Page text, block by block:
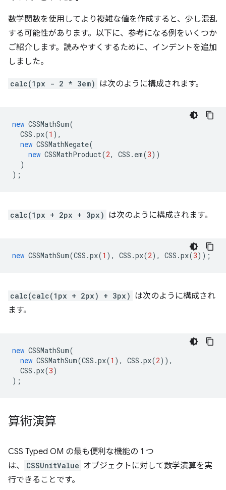
数学関数を使用してより複雑な値を作成すると、少し混乱
する可能性があります。以下に、参考になる例をいくつか
ご紹介します。読みやすくするために、インデントを追加
しました。
calc(1px - 2 * 3em) は次のように構成されます。
new CSSMathSum(
CSS .px(1 ),
new CSSMathNegate(
new CSSMathProduct(2, CSS . em(3))
)
);
calc(1px + 2px + 3px) は次のように構成されます。
new CSSMathSum(CSS .px(1 ), CSS .px(2), CSS .px(3));
calc(calc(1px + 2px) + 3px) は次のように構成され
ます。
new CSSMathSum(
new CSSMathSum(CSS .px(1 ), CSS .px(2)),
CSS .px(3)
);
算術演算
CSS Typed OM の最も便利な機能の 1 つ
は、
CSSUnitValue オブジェクトに対して数学演算を実
行できることです。